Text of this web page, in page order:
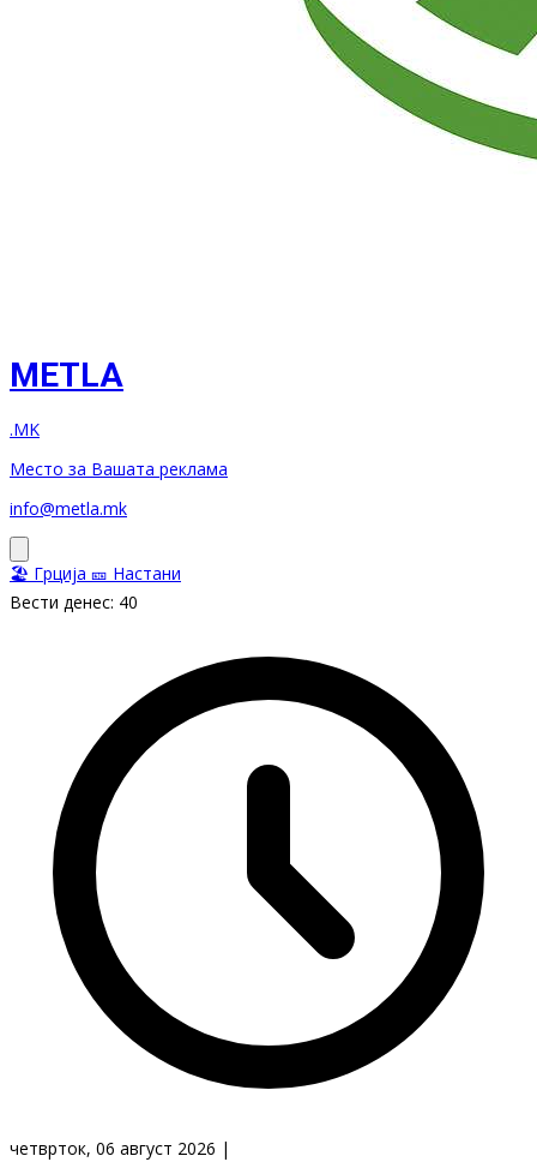
METLA
.MK
Место за Вашата реклама
info@metla.mk
🏖️ Грција 🎫 Настани
Вести денес: 40
четврток, 06 август 2026 |